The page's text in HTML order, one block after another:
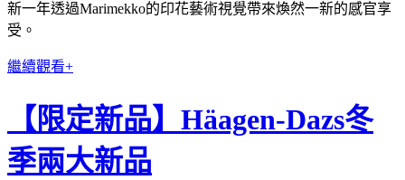
新一年透過Marimekko的印花藝術視覺帶來煥然一新的感官享
受。
繼續觀看+
【限定新品】Häagen-Dazs冬
季兩大新品